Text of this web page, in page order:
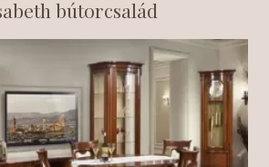
bútorcsalád